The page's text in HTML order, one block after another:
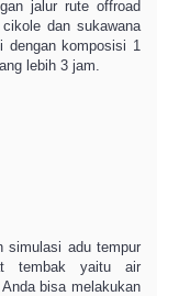
jalur rute offroad
dan sukawana
dengan komposisi 1
lebih 3 jam.
simulasi adu tempur
tembak yaitu air
bisa melakukan